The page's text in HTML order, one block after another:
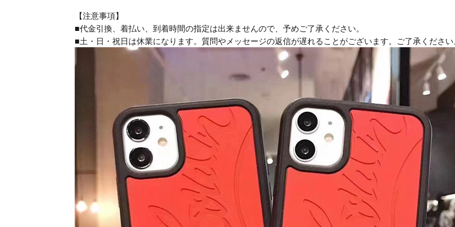
【注意事項】
■代金引換、着払い、到着時間の指定は出来ませんので、予めご了承ください。
■土・日・祝日は休業になります。質問やメッセージの返信が遅れることがございます。ご了承くださ